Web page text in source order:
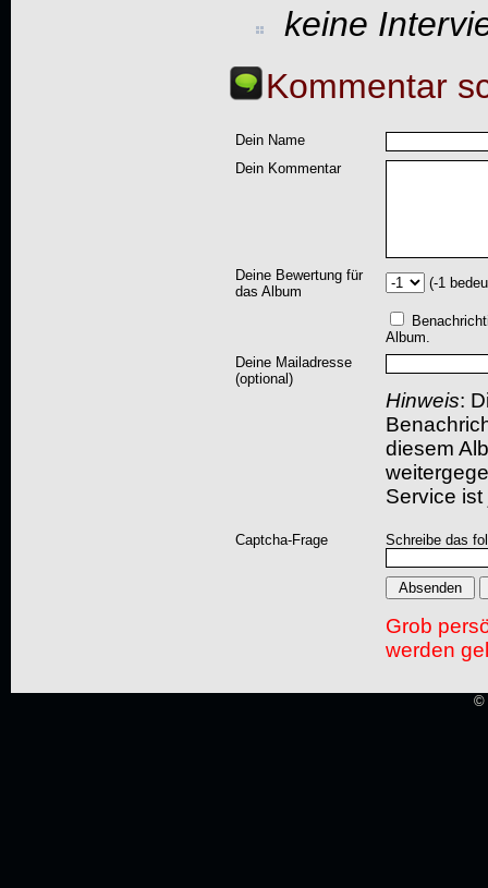
keine
Kommentar
Dein Name
Dein Kommentar
Deine Bewertung für
das Album
(-1
Album.
Deine Mailadresse
(optional)
Hinweis:
diesem
Service
Captcha-Frage Schreibe das
Grob
werden
©